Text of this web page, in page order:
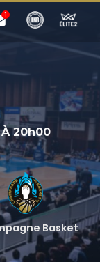
20h00
Basket